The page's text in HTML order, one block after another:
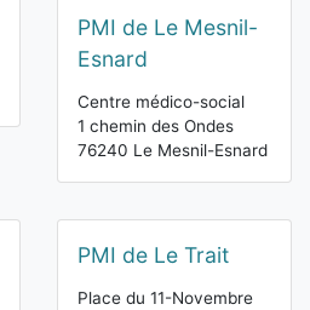
PMI de Le Mesnil-
Esnard
Centre médico-social
1 chemin des Ondes
76240 Le Mesnil-Esnard
PMI de Le Trait
Place du 11-Novembre